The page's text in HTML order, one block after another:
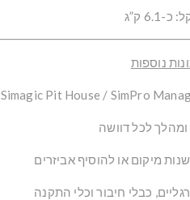
: כ-6.1 ק”ג
נוספות
Simagic Pit House / SimPro
ומהלך לכל דוושה
מיקום או להוסיף אביזרים
כבלי חיבור וכלי התקנה